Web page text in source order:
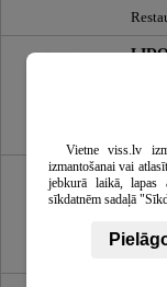
TC
Vietne viss.lv
izmantošanai vai
jebkurā laikā, lapas
sīkdatnēm sadaļā